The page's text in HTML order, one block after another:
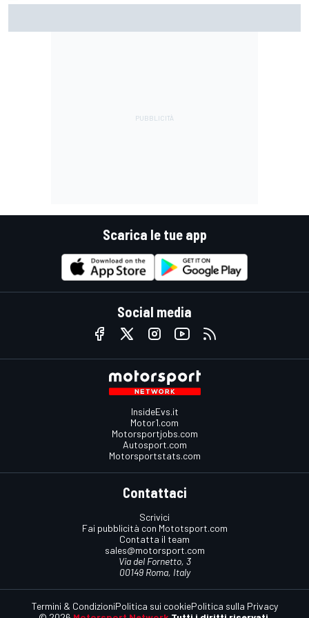
Scarica le tue app
Social media
InsideEvs.it
Motor1.com
Motorsportjobs.com
Autosport.com
Motorsportstats.com
Contattaci
Scrivici
Fai pubblicità con Mototsport.com
Contatta il team
sales@motorsport.com
Via del Fornetto, 3
00149 Roma, Italy
Termini & CondizioniPolitica sui cookiePolitica sulla Privacy